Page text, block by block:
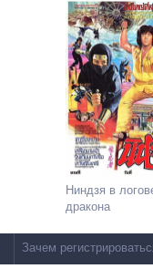
Ниндзя в
дракона
Зачем